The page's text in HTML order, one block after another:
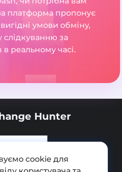
платформа пропонує
умови обміну,
за
реальному часі.
Hunter
cookie для